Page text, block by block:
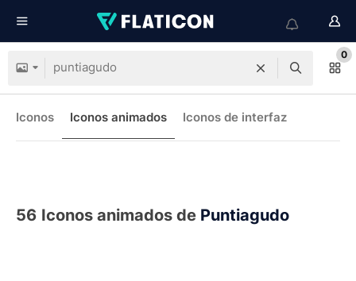
0
Iconos Iconos animados Iconos de interfaz
56 Iconos animados de Puntiagudo